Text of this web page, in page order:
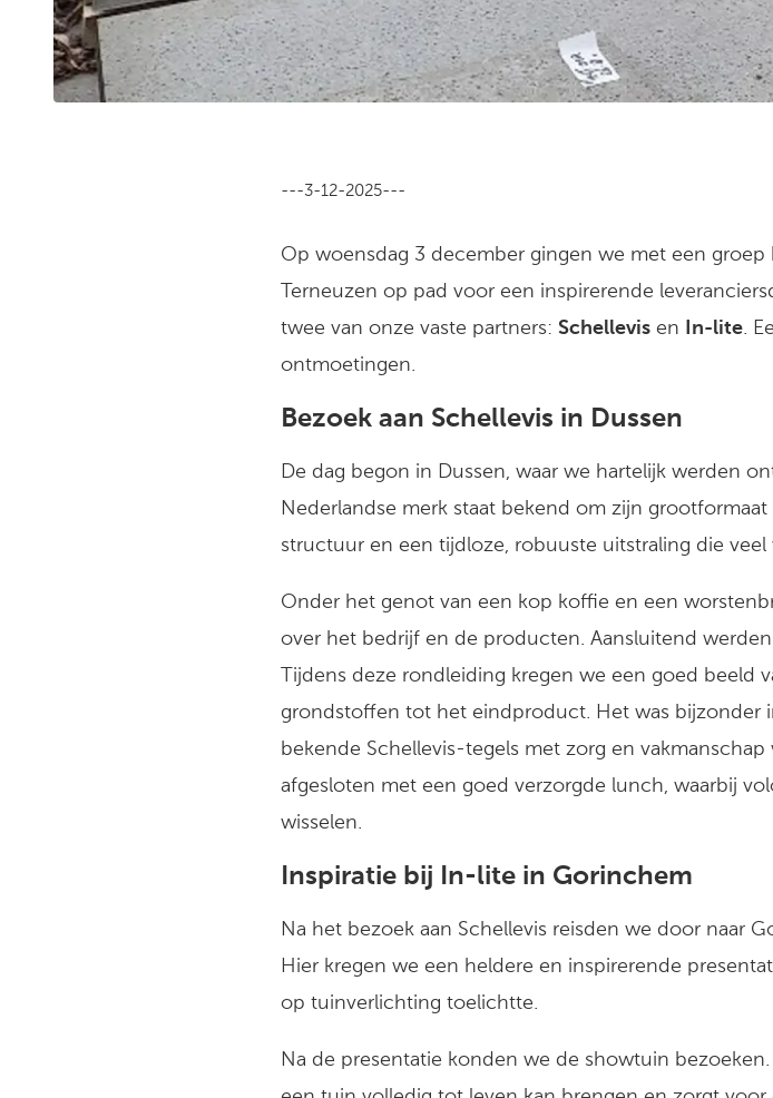
---3-12-2025---
Op woensdag 3 december gingen we met een
Terneuzen op pad voor een inspirerende
twee van onze vaste partners: Schellevis en In-lite.
ontmoetingen.
Bezoek aan Schellevis in Dussen
De dag begon in Dussen, waar we hartelijk werden
Nederlandse merk staat bekend om zijn
structuur en een tijdloze, robuuste uitstraling die
Onder het genot van een kop koffie en een
over het bedrijf en de producten. Aansluitend
Tijdens deze rondleiding kregen we een goed beeld
grondstoffen tot het eindproduct. Het was bijzonder
bekende Schellevis-tegels met zorg en
afgesloten met een goed verzorgde lunch, waarbij
wisselen.
Inspiratie bij In-lite in Gorinchem
Na het bezoek aan Schellevis reisden we door naar
Hier kregen we een heldere en inspirerende
op tuinverlichting toelichtte.
Na de presentatie konden we de showtuin